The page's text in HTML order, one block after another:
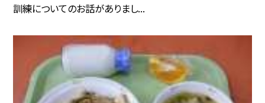
訓練についてのお話がありまし...